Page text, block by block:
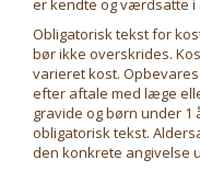
er kendte og værdsatte i
Obligatorisk tekst for
bør ikke overskrides.
varieret kost.
efter aftale med læge
gravide og børn under 1
obligatorisk tekst.
den konkrete angivelse